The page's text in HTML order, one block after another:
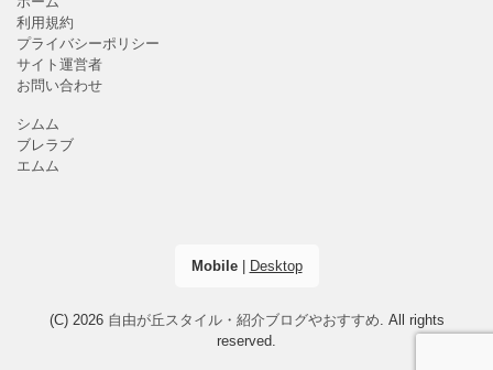
利用規約
プライバシーポリシー
サイト運営者
お問い合わせ
シムム
ブレラブ
エムム
Mobile| Desktop
(C) 2026 自由が丘スタイル・紹介ブログやおすすめ. All rights
reserved.